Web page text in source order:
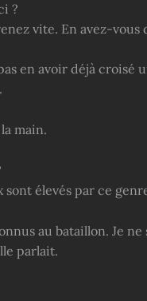
?
vite. En avez-vous
en avoir déjà croisé
main.
sont élevés par ce
au bataillon. Je ne
parlait.